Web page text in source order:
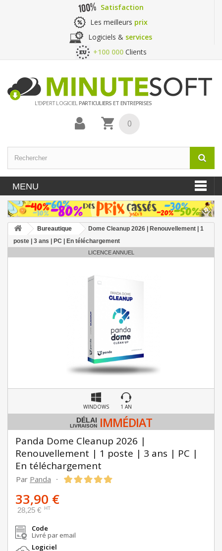
Satisfaction
Les meilleurs prix
Logiciels & services
+100 000 Clients
L'EXPERT LOGICIELPARTICULIERS ET ENTREPRISES
0
MENU
Bureautique
Dome Cleanup 2026 | Renouvellement | 1
poste | 3 ans | PC | En téléchargement
LICENCE ANNUEL
WINDOWS 1 AN
DÉLAI
LIVRAISON IMMÉDIAT
Panda Dome Cleanup 2026 |
Renouvellement | 1 poste | 3 ans | PC |
En téléchargement
Par Panda -
33,90 €
28,25 € HT
Code
Livré par email
Logiciel